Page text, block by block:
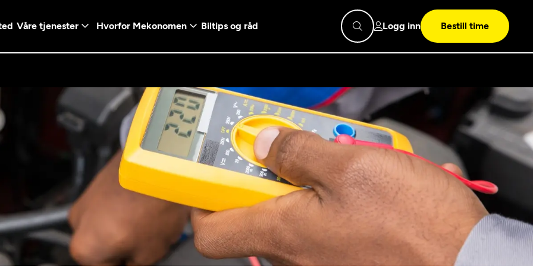
Våre tjenester
- Vanlig bil
Diagnose/Feilsøking
Mekonomen
Bilkonto
Les mer
Mekonomen Fleet
Hvorfor Mekonomen
valg
og fabrikkgaranti
Biltips og råd Logg inn Bestill time
en konto ved å klikke på
Logg inn med Vipps
Telefonnummer
+47
+47